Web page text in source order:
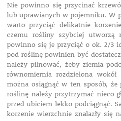
Nie powinno się przycinać
lub uprawianych w pojemniku. W
warto przyciąć delikatnie
czemu rośliny szybciej utworzą
powinno się je przyciąć o ok. 2/3
pod roślinę powinien być
należy pilnować, żeby ziemia
równomiernia rozdzielona
można osiągnąć w ten sposób, że
roślinę należy przytrzymać nieco
przed ubiciem lekko podciągnąć.
korzenie wierzchnie znalazły się